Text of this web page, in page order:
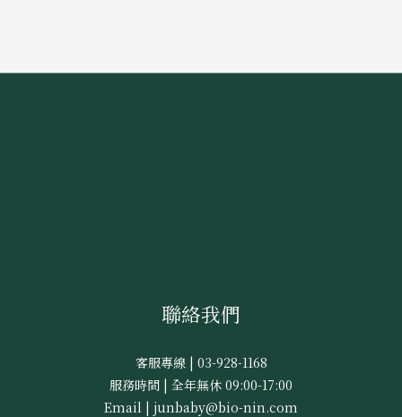
聯絡我們
客服專線 | 03-928-1168
服務時間 | 全年無休 09:00-17:00
Email | junbaby@bio-nin.com